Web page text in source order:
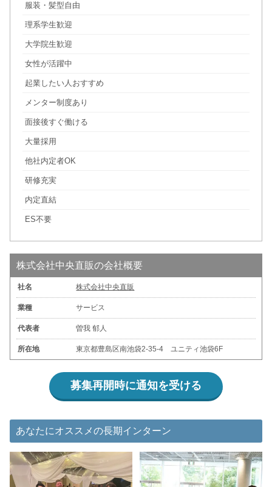
服装・髪型自由
理系学生歓迎
大学院生歓迎
女性が活躍中
起業したい人おすすめ
メンター制度あり
面接後すぐ働ける
大量採用
他社内定者OK
研修充実
内定直結
ES不要
株式会社中央直販の会社概要
社名 株式会社中央直販
業種 サービス
代表者 曽我 郁人
所在地 東京都豊島区南池袋2-35-4 ユニティ池袋6F
募集再開時に通知を受ける
あなたにオススメの長期インターン